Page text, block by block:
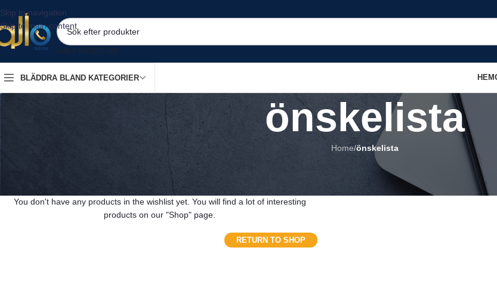
Skip to navigation
Skip to main content
VÄLJ KATEGORI
BLÄDDRA BLAND KATEGORIER HEM
önskelista
Home/önskelista
This wishlist is empty.
You don't have any products in the wishlist yet. You will find a lot of interesting
products on our "Shop" page.
RETURN TO SHOP